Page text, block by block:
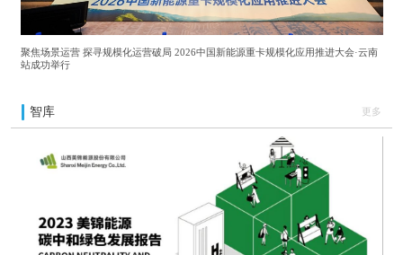
聚焦场景运营 探寻规模化运营破局 2026中国新能源重卡规模化应用推进大会·云南
站成功举行
智库 更多